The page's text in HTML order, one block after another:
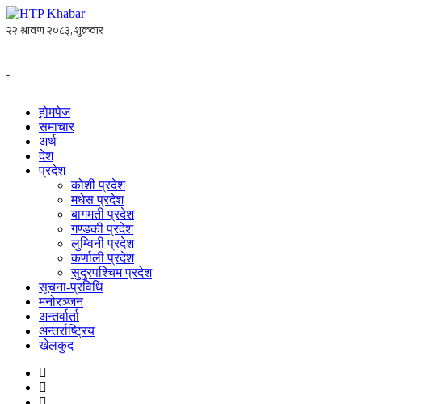
होमपेज
समाचार
अर्थ
देश
प्रदेश
कोशी प्रदेश
मधेस प्रदेश
बागमती प्रदेश
गण्डकी प्रदेश
लुम्विनी प्रदेश
कर्णाली प्रदेश
सुदुरपश्चिम प्रदेश
सूचना-प्रविधि
मनोरञ्जन
अन्तर्वार्ता
अन्तर्राष्ट्रिय
खेलकुद